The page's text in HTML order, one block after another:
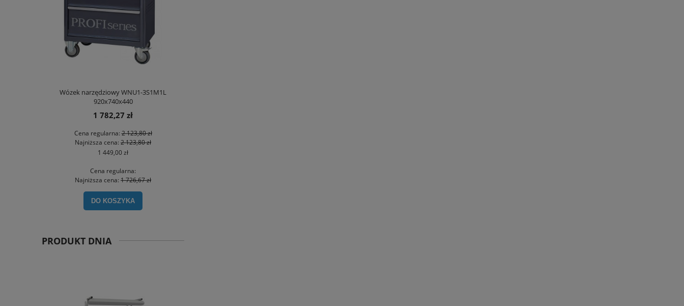
Wózek narzędziowy WNU1-3S1M1L
920x740x440
1 782,27 zł
Cena regularna:2 123,80 zł
Najniższa cena: 2 123,80 zł
1 449,00 zł
Cena regularna:
Najniższa cena: 1 726,67 zł
DO KOSZYKA
PRODUKT DNIA